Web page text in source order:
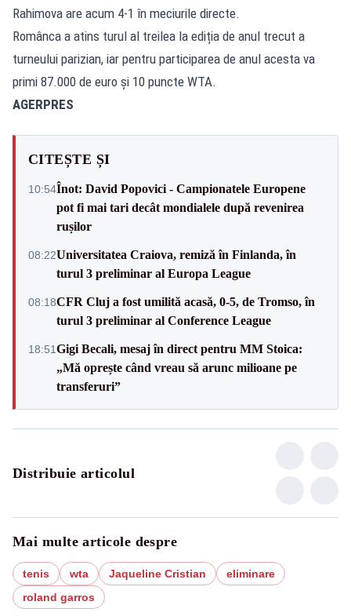
Rahimova are acum 4-1 în meciurile directe.
Românca a atins turul al treilea la ediția de anul trecut a
turneului parizian, iar pentru participarea de anul acesta va
primi 87.000 de euro și 10 puncte WTA.
AGERPRES
CITEȘTE ȘI
10:54Înot: David Popovici - Campionatele Europene
pot fi mai tari decât mondialele după revenirea
rușilor
08:22Universitatea Craiova, remiză în Finlanda, în
turul 3 preliminar al Europa League
08:18CFR Cluj a fost umilită acasă, 0-5, de Tromso, în
turul 3 preliminar al Conference League
18:51Gigi Becali, mesaj în direct pentru MM Stoica:
„Mă oprește când vreau să arunc milioane pe
transferuri”
Distribuie articolul
Mai multe articole despre
tenis wta Jaqueline Cristian
eliminare
roland garros